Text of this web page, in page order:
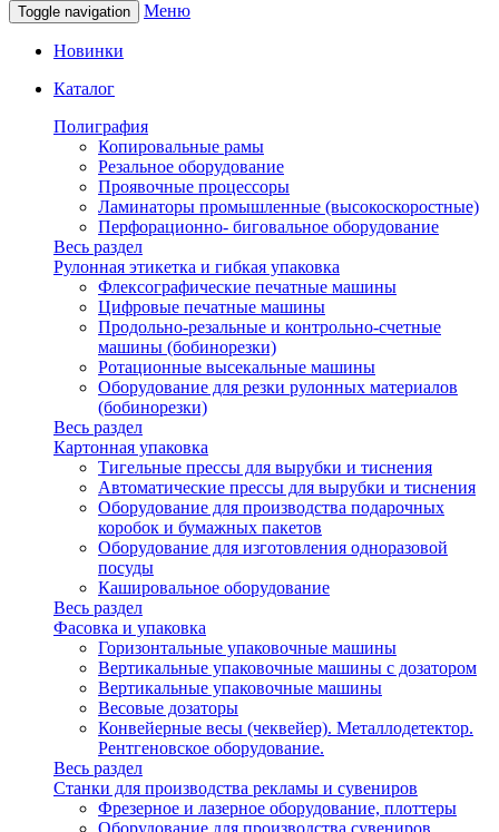
Toggle navigation Меню
Новинки
Каталог
Полиграфия
Копировальные рамы
Резальное оборудование
Проявочные процессоры
Ламинаторы промышленные (высокоскоростные)
Перфорационно- биговальное оборудование
Весь раздел
Рулонная этикетка и гибкая упаковка
Флексографические печатные машины
Цифровые печатные машины
Продольно-резальные и контрольно-счетные
машины (бобинорезки)
Ротационные высекальные машины
Оборудование для резки рулонных материалов
(бобинорезки)
Весь раздел
Картонная упаковка
Тигельные прессы для вырубки и тиснения
Автоматические прессы для вырубки и тиснения
Оборудование для производства подарочных
коробок и бумажных пакетов
Оборудование для изготовления одноразовой
посуды
Кашировальное оборудование
Весь раздел
Фасовка и упаковка
Горизонтальные упаковочные машины
Вертикальные упаковочные машины с дозатором
Вертикальные упаковочные машины
Весовые дозаторы
Конвейерные весы (чеквейер). Металлодетектор.
Рентгеновское оборудование.
Весь раздел
Станки для производства рекламы и сувениров
Фрезерное и лазерное оборудование, плоттеры
Оборудование для производства сувениров